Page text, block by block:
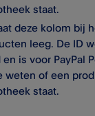
staat.
deze kolom bij
leeg. De ID
is voor PayPal
weten of een
staat.